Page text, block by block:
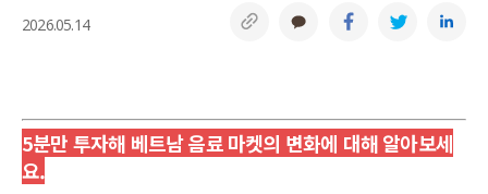
2026.05.14 링크복사 카카오톡 페이스북 트위터
5분만 투자해 베트남 음료 마켓의 변화에 대해 알아보세
요.